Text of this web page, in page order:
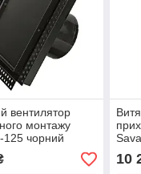
вентилятор
монтажу
125 чорний
10